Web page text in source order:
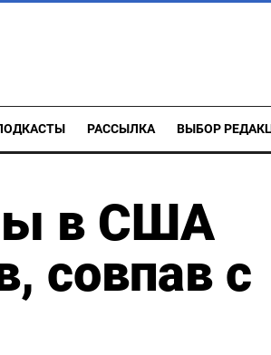
РАССЫЛКА ВЫБОР
в США
совпав с